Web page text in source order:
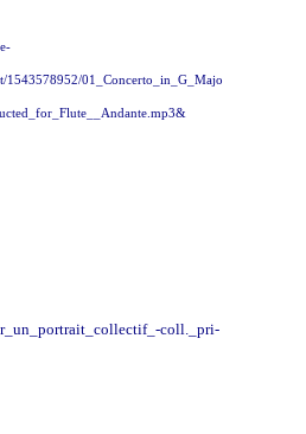
1543578952/01_Concerto_in_G_Majo